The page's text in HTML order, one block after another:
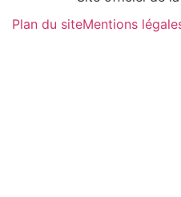
Plan du siteMentions